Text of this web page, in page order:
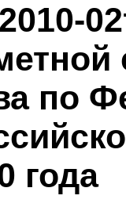
по
года